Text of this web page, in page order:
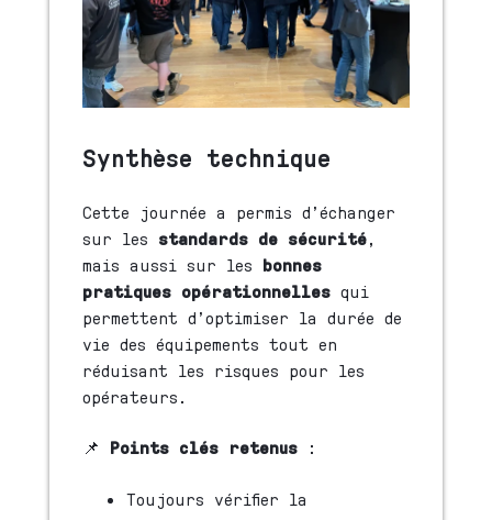
Synthèse technique
Cette journée a permis d’échanger
sur les standards de sécurité,
mais aussi sur les bonnes
pratiques opérationnellesqui
permettent d’optimiser la durée de
vie des équipements tout en
réduisant les risques pour les
opérateurs.
📌 Points clés retenus:
Toujours vérifier la